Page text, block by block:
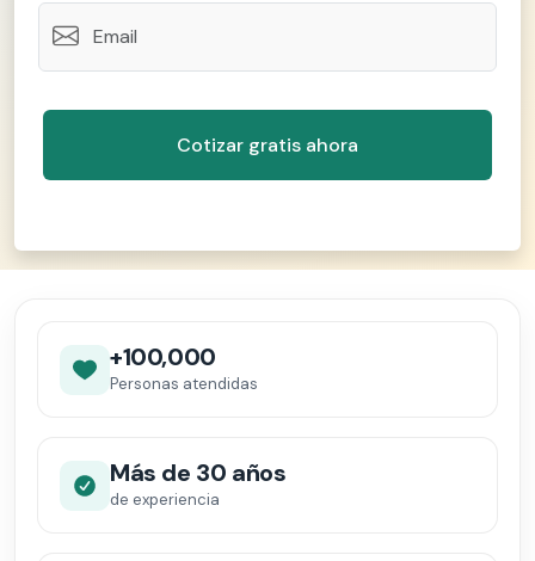
+100,000
Personas atendidas
Más de 30 años
de experiencia